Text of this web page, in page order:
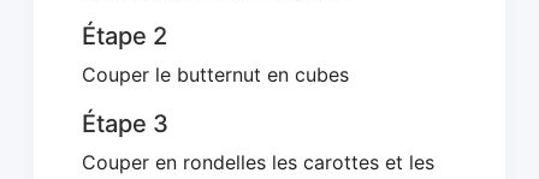
Étape 2
Couper le butternut en cubes
Étape 3
Couper en rondelles les carottes et les